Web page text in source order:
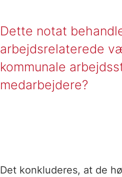
Dette notat
arbejdsrelaterede
kommunale
medarbejdere?
Det konkluderes, at de